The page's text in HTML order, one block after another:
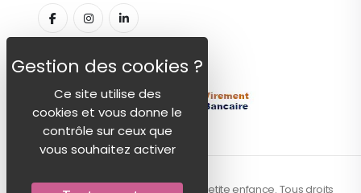
MODES DE PAIEMENT
© 2026 - Centex, la référence textile petite enfance. Tous droits
Ce site utilise des
cookies et vous donne le
contrôle sur ceux que
vous souhaitez activer